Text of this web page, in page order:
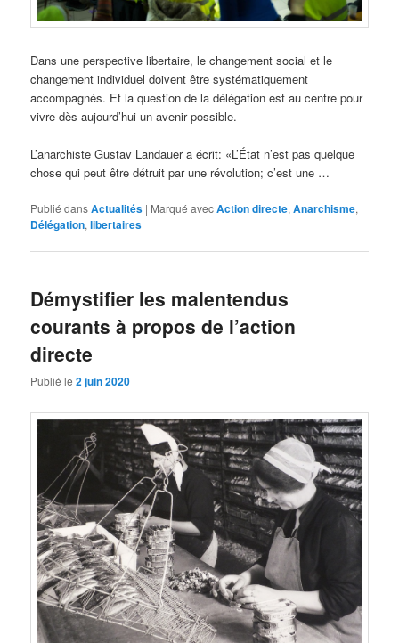
Dans une perspective libertaire, le changement social et le
changement individuel doivent être systématiquement
accompagnés. Et la question de la délégation est au centre pour
vivre dès aujourd’hui un avenir possible.
L’anarchiste Gustav Landauer a écrit: «L’État n’est pas quelque
chose qui peut être détruit par une révolution; c’est une …
Publié dansActualités | Marqué avecAction directe,Anarchisme,
Délégation,libertaires
Démystifier les malentendus
courants à propos de l’action
directe
Publié le2 juin 2020